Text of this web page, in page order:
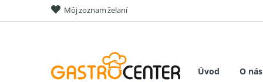
to
to
Môj zoznam želaní
Úvod O nás